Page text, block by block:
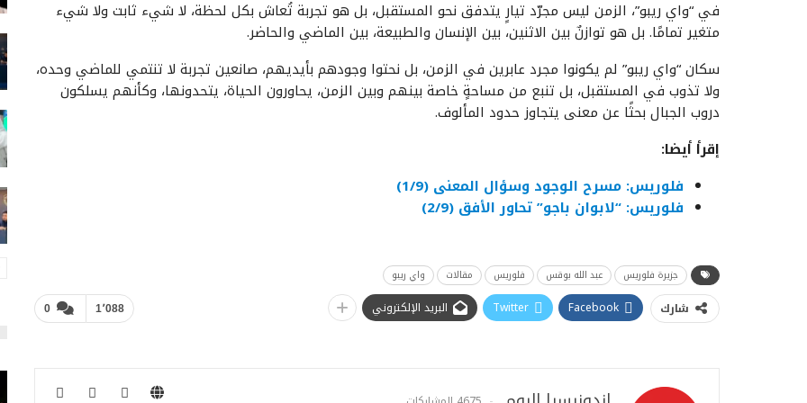
في “واي ريبو”، الزمن ليس مجرّد تيارٍ يتدفق نحو المستقبل، بل هو تجربة تُعاش بكل لحظة، لا شيء ثابت ولا شيء
متغير تمامًا. بل هو توازنٌ بين الاثنين، بين الإنسان والطبيعة، بين الماضي والحاضر.
سكان “واي ريبو” لم يكونوا مجرد عابرين في الزمن، بل نحتوا وجودهم بأيديهم، صانعين تجربة لا تنتمي للماضي وحده،
ولا تذوب في المستقبل، بل تنبع من مساحةٍ خاصة بينهم وبين الزمن، يحاورون الحياة، يتحدونها، وكأنهم يسلكون
دروب الجبال بحثًا عن معنى يتجاوز حدود المألوف.
إقرأ أيضا:
فلوريس: مسرح الوجود وسؤال المعنى (1/9)
فلوريس: “لابوان باجو” تحاور الأفق (2/9)
جزيرة فلوريس عبد الله بوقس فلوريس مقالات واي ريبو
0 1٬088 شارك Facebook
Twitter البريد الإلكتروني